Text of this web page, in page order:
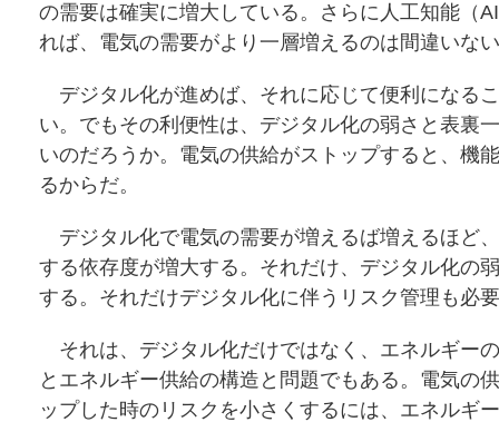
の需要は確実に増大している。さらに人工知能（
れば、電気の需要がより一層増えるのは間違いな
デジタル化が進めば、それに応じて便利になる
い。でもその利便性は、デジタル化の弱さと表裏
いのだろうか。電気の供給がストップすると、機
るからだ。
デジタル化で電気の需要が増えるば増えるほど
する依存度が増大する。それだけ、デジタル化の
する。それだけデジタル化に伴うリスク管理も必
それは、デジタル化だけではなく、エネルギー
とエネルギー供給の構造と問題でもある。電気の
ップした時のリスクを小さくするには、エネルギ